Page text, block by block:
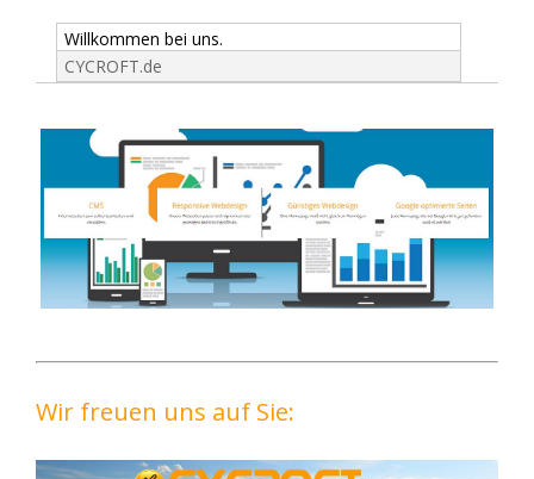
Willkommen bei uns.
CYCROFT.de
Wir freuen uns auf Sie: